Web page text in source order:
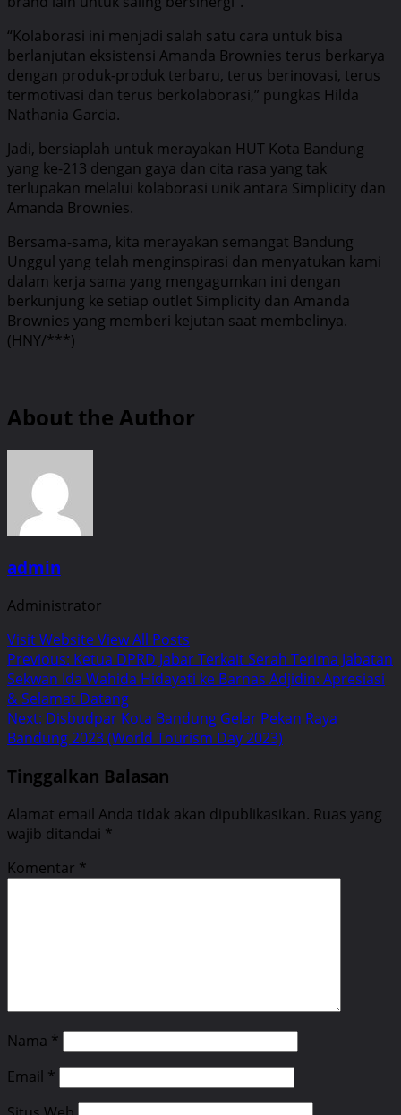
“Kolaborasi ini menjadi salah satu cara untuk bisa
berlanjutan eksistensi Amanda Brownies terus berkarya
dengan produk-produk terbaru, terus berinovasi, terus
termotivasi dan terus berkolaborasi,” pungkas Hilda
Nathania Garcia.
Jadi, bersiaplah untuk merayakan HUT Kota Bandung
yang ke-213 dengan gaya dan cita rasa yang tak
terlupakan melalui kolaborasi unik antara Simplicity dan
Amanda Brownies.
Bersama-sama, kita merayakan semangat Bandung
Unggul yang telah menginspirasi dan menyatukan kami
dalam kerja sama yang mengagumkan ini dengan
berkunjung ke setiap outlet Simplicity dan Amanda
Brownies yang memberi kejutan saat membelinya.
(HNY/***)
About the Author
admin
Administrator
Visit WebsiteView All Posts
Post
navigation
Previous: Ketua DPRD Jabar Terkait Serah Terima Jabatan
Sekwan Ida Wahida Hidayati ke Barnas Adjidin: Apresiasi
& Selamat Datang
Next: Disbudpar Kota Bandung Gelar Pekan Raya
Bandung 2023 (World Tourism Day 2023)
Tinggalkan Balasan
Alamat email Anda tidak akan dipublikasikan. Ruas yang
wajib ditandai *
Komentar *
Nama *
Email *